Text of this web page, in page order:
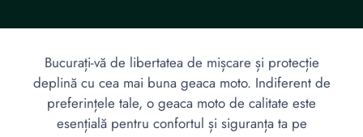
Bucurați-vă de libertatea de mișcare și protecție
deplină cu cea mai buna geaca moto. Indiferent de
preferințele tale, o geaca moto de calitate este
esențială pentru confortul și siguranța ta pe